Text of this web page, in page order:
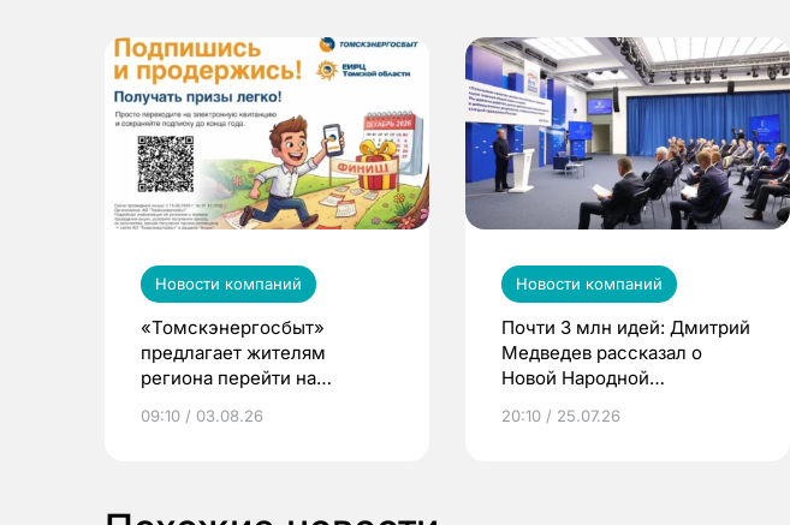
Новости компаний
«Томскэнергосбыт»
предлагает жителям
региона перейти на
выиграть призы
09:10 / 03.08.26
Новости компаний
Почти 3 млн идей: Дмитрий
Медведев рассказал о
Новой Народной
20:10 / 25.07.26